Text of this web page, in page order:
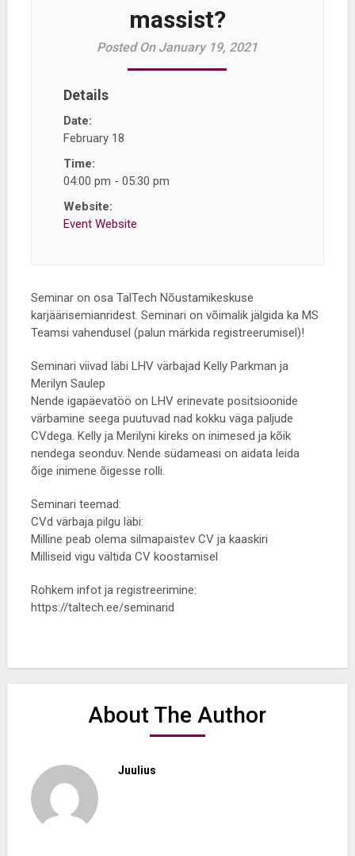
massist?
Posted On January 19, 2021
Details
Date:
February 18
Time:
04:00 pm - 05:30 pm
Website:
Event Website
Seminar on osa TalTech Nõustamikeskuse
karjäärisemianridest. Seminari on võimalik jälgida ka MS
Teamsi vahendusel (palun märkida registreerumisel)!
Seminari viivad läbi LHV värbajad Kelly Parkman ja
Merilyn Saulep
Nende igapäevatöö on LHV erinevate positsioonide
värbamine seega puutuvad nad kokku väga paljude
CVdega. Kelly ja Merilyni kireks on inimesed ja kõik
nendega seonduv. Nende südameasi on aidata leida
õige inimene õigesse rolli.
Seminari teemad:
CVd värbaja pilgu läbi:
Milline peab olema silmapaistev CV ja kaaskiri
Milliseid vigu vältida CV koostamisel
Rohkem infot ja registreerimine:
https://taltech.ee/seminarid
About The Author
Juulius